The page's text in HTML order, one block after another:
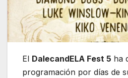
El DalecandELA Fest 5 ha
programación por días de